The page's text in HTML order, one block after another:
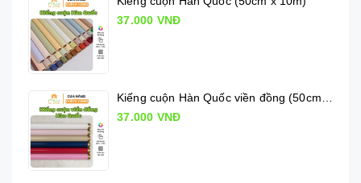
37.000 VNĐ
37.000 VNĐ